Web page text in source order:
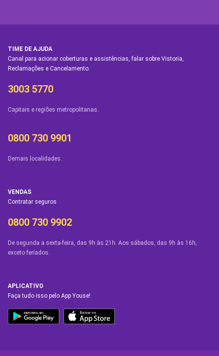
TIME DE AJUDA
Canal para acionar coberturas e assistências, falar sobre Vistoria,
Reclamações e Cancelamento.
3003 5770
Capitais e regiões metropolitanas.
0800 730 9901
Demais localidades.
VENDAS
Contratar seguros
0800 730 9902
De segunda a sexta-feira, das 9h às 21h. Aos sábados, das 9h às 16h,
exceto feriados.
APLICATIVO
Faça tudo isso pelo App Youse!